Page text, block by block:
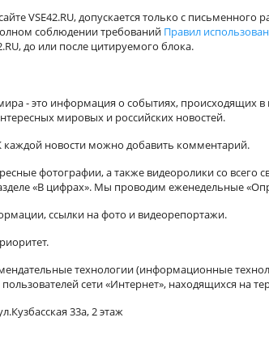
VSE42.RU, допускается только с
соблюдении требований Правил
до или после цитируемого блока.
- это информация о событиях,
мировых и российских новостей.
каждой новости можно добавить комментарий.
фотографии, а также видеоролики со всего
«В цифрах». Мы проводим еженедельные
ссылки на фото и видеорепортажи.
технологии (информационные
сети «Интернет», находящихся на
33а, 2 этаж